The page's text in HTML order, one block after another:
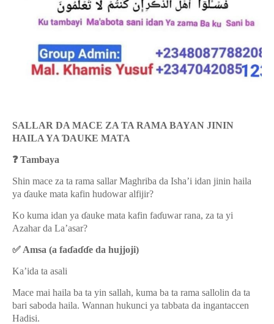
SALLAR DA MACE ZA TA RAMA BAYAN JININ
HAILA YA ƊAUKE MATA
❓Tambaya
Shin mace za ta rama sallar Maghriba da Isha’i idan jinin haila
ya ɗauke mata kafin hudowar alfijir?
Ko kuma idan ya ɗauke mata kafin faɗuwar rana, za ta yi
Azahar da La’asar?
✅ Amsa (a faɗaɗɗe da hujjoji)
Ka’ida ta asali
Mace mai haila ba ta yin sallah, kuma ba ta rama sallolin da ta
bari saboda haila. Wannan hukunci ya tabbata da ingantaccen
Hadisi.